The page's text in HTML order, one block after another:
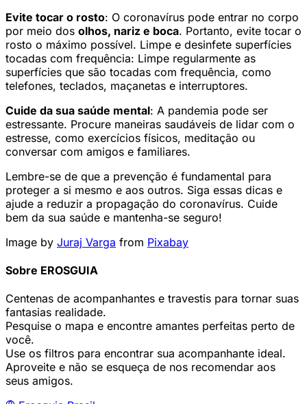
Evite tocar o rosto: O coronavírus pode entrar no corpo
por meio dos olhos, nariz e boca. Portanto, evite tocar o
rosto o máximo possível. Limpe e desinfete superfícies
tocadas com frequência: Limpe regularmente as
superfícies que são tocadas com frequência, como
telefones, teclados, maçanetas e interruptores.
Cuide da sua saúde mental: A pandemia pode ser
estressante. Procure maneiras saudáveis de lidar com o
estresse, como exercícios físicos, meditação ou
conversar com amigos e familiares.
Lembre-se de que a prevenção é fundamental para
proteger a si mesmo e aos outros. Siga essas dicas e
ajude a reduzir a propagação do coronavírus. Cuide
bem da sua saúde e mantenha-se seguro!
Image by Juraj Varga from Pixabay
Sobre EROSGUIA
Centenas de acompanhantes e travestis para tornar suas
fantasias realidade.
Pesquise o mapa e encontre amantes perfeitas perto de
você.
Use os filtros para encontrar sua acompanhante ideal.
Aproveite e não se esqueça de nos recomendar aos
seus amigos.